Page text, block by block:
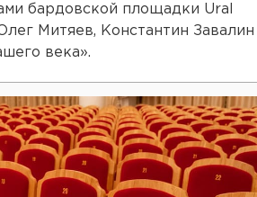
бардовской площадки Ural
Митяев, Константин Завалин
века».